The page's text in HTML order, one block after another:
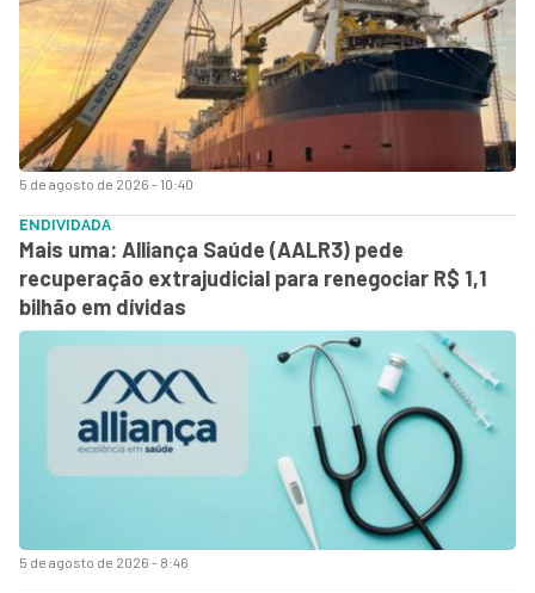
5 de agosto de 2026 - 10:40
5 de agosto de 2026 - 8:46
ENDIVIDADA
Mais uma: Alliança Saúde (AALR3) pede
recuperação extrajudicial para renegociar R$ 1,1
bilhão em dívidas